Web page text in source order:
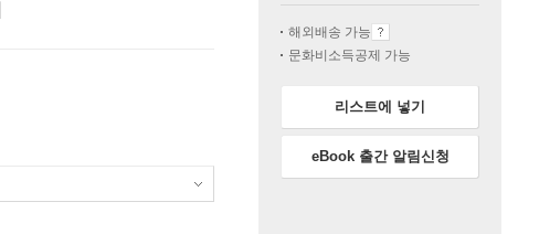
해외배송 가능
문화비소득공제 가능
리스트에 넣기
eBook 출간 알림신청